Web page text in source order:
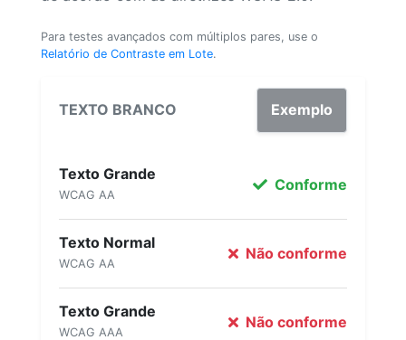
Para testes avançados com múltiplos pares, use o
Relatório de Contraste em Lote.
TEXTO BRANCO Exemplo
Texto Grande
WCAG AA
Conforme
Texto Normal
WCAG AA
Não conforme
Texto Grande
WCAG AAA
Não conforme